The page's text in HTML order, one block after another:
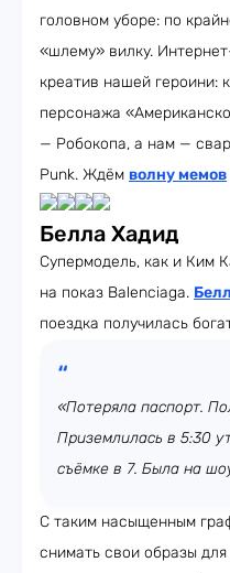
головном уборе: по
«шлему» вилку.
креатив нашей героини:
персонажа
— Робокопа, а нам —
Punk. Ждём волну мемов
Белла Хадид
Супермодель, как и Ким
на показ Balenciaga.
поездка получилась
«Потеряла паспорт.
Приземлилась в 5:30
съёмке в 7. Была на
С таким насыщенным
снимать свои образы